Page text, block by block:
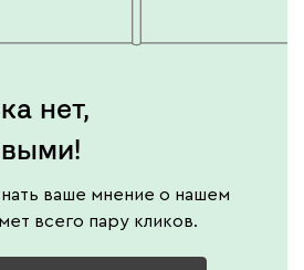
нет,
ваше мнение о нашем
всего пару кликов.